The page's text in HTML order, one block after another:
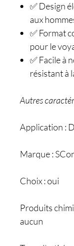
✅ Design
aux
✅ Format
pour le
✅ Facile à
résistant à
Autres
Application :
Marque :
Choix : oui
Produits
aucun